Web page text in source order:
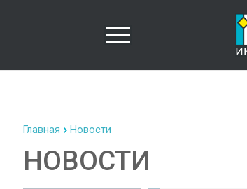
Главная Новости
НОВОСТИ